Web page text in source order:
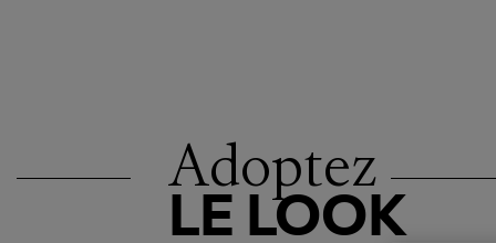
Adoptez
LE LOOK